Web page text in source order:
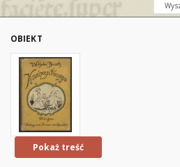
OBIEKT
Pokaż treść